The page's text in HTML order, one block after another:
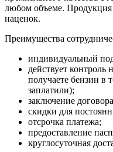
любом объеме. Продукция
наценок.
Преимущества
индивидуальный
действует
получаете бензин в
заплатили);
заключение
скидки для
отсрочка платежа;
предоставление
круглосуточная